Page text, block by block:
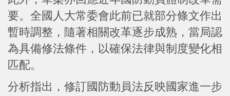
要。全國人大常委會此前已就部分條文作出
暫時調整，隨著相關改革逐步成熟，當局認
為具備修法條件，以確保法律與制度變化相
匹配。
分析指出，修訂國防動員法反映國家進一步